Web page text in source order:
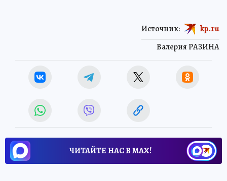
Валерия РАЗИНА
Источник: kp.ru
ЧИТАЙТЕ НАС В МАХ!